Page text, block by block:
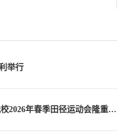
举行
以运动之名，赴青春华章|我校2026年春季田径运动会隆重开幕